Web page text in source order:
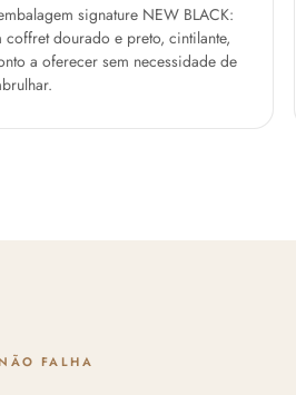
signature NEW BLACK:
coffret dourado e preto, cintilante,
a oferecer sem necessidade de
FALHA